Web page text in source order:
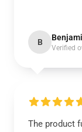
B
Verified
The product